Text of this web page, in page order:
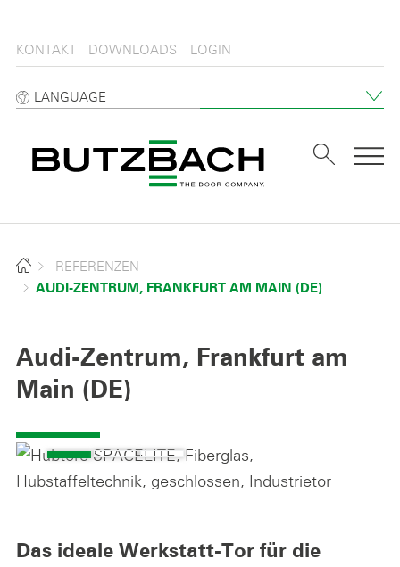
KONTAKT DOWNLOADS LOGIN
LANGUAGE
REFERENZEN
AUDI-ZENTRUM, FRANKFURT AM MAIN (DE)
Audi-Zentrum, Frankfurt am
Main (DE)
Das ideale Werkstatt-Tor für die